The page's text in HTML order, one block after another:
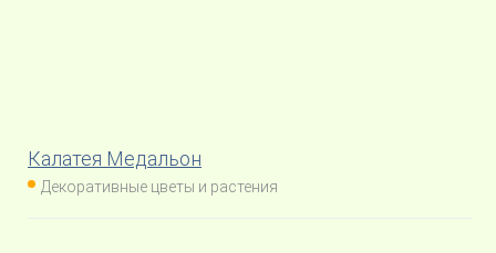
Калатея Медальон
Декоративные цветы и растения